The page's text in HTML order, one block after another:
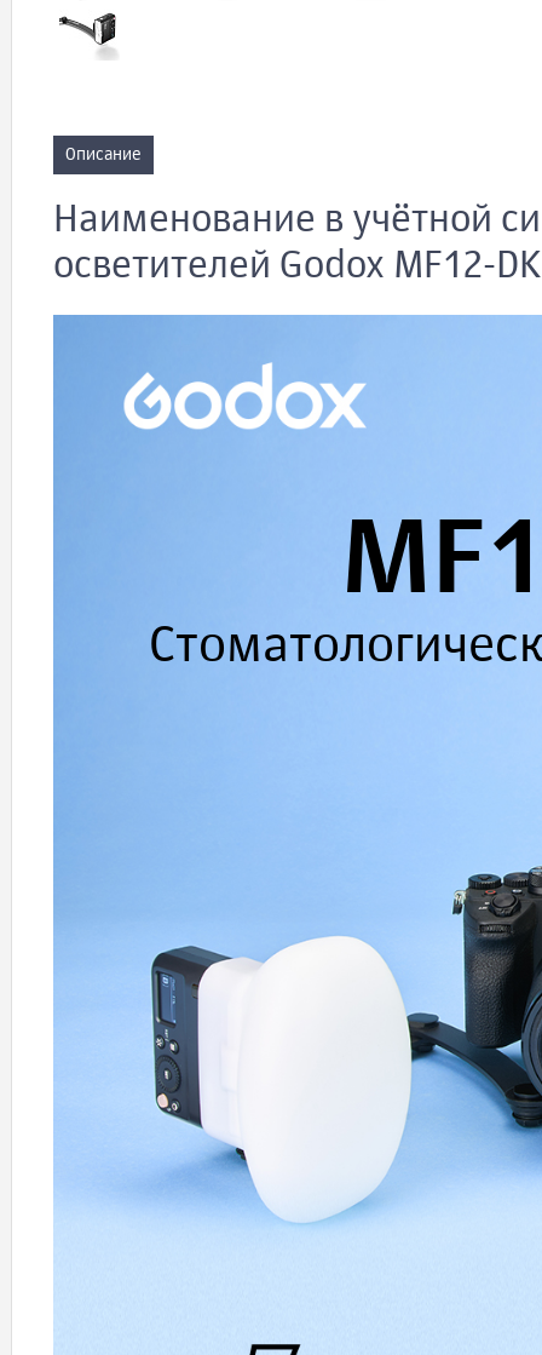
Описание
Наименование в учётной
осветителей Godox MF12-